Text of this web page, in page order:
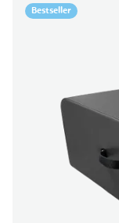
Bestseller